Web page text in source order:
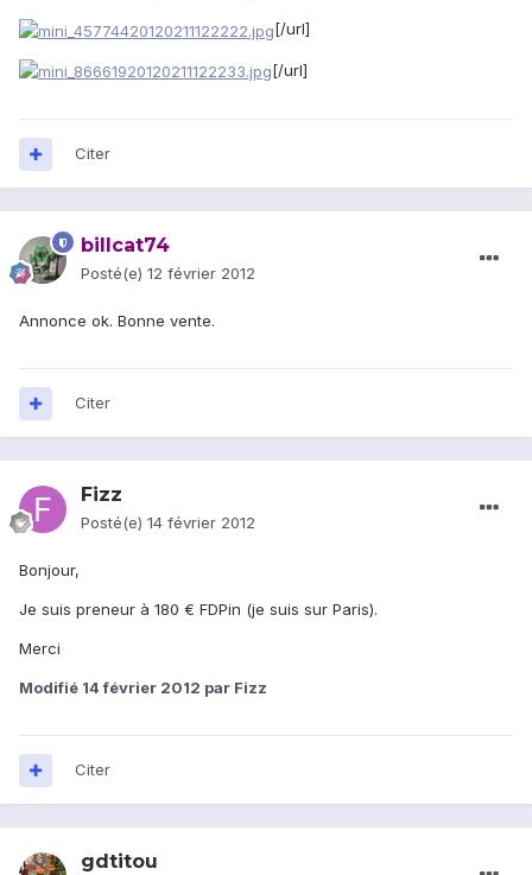
[/url]
[/url]
Citer
billcat74
Posté(e) 12 février 2012
Annonce ok. Bonne vente.
Citer
Fizz
Posté(e) 14 février 2012
Bonjour,
Je suis preneur à 180 € FDPin (je suis sur Paris).
Merci
Modifié 14 février 2012 par Fizz
Citer
gdtitou